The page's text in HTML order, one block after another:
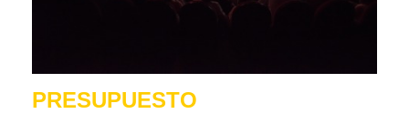
PRESUPUESTO